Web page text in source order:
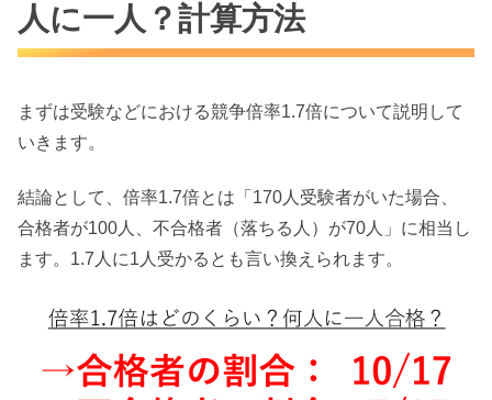
人に一人？計算方法
まずは受験などにおける競争倍率1.7倍について説明して
いきます。
結論として、倍率1.7倍とは「170人受験者がいた場合、
合格者が100人、不合格者（落ちる人）が70人」に相当し
ます。1.7人に1人受かるとも言い換えられます。